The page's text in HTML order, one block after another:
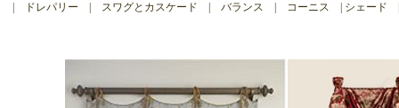
ドレパリー スワグとカスケード バランス コーニス シェード